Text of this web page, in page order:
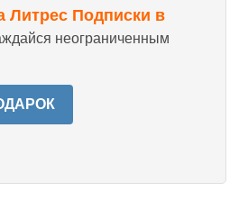
Литрес Подписки в
неограниченным